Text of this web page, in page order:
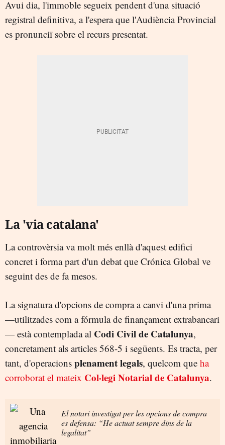
Avui dia, l'immoble segueix pendent d'una situació
registral definitiva, a l'espera que l'Audiència Provincial
es pronunciï sobre el recurs presentat.
La 'via catalana'
La controvèrsia va molt més enllà d'aquest edifici
concret i forma part d'un debat que Crónica Global ve
seguint des de fa mesos.
La signatura d'opcions de compra a canvi d'una prima
—utilitzades com a fórmula de finançament extrabancari
— està contemplada al Codi Civil de Catalunya,
concretament als articles 568-5 i següents. Es tracta, per
tant, d'operacions plenament legals, quelcom que ha
corroborat el mateix Col·legi Notarial de Catalunya.
El notari investigat per les opcions de compra
es defensa: “He actuat sempre dins de la
legalitat”